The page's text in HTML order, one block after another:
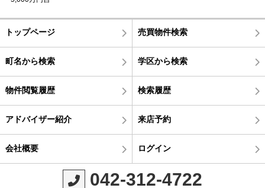
トップページ 売買物件検索
町名から検索 学区から検索
物件閲覧履歴 検索履歴
アドバイザー紹介 来店予約
会社概要 ログイン
042-312-4722